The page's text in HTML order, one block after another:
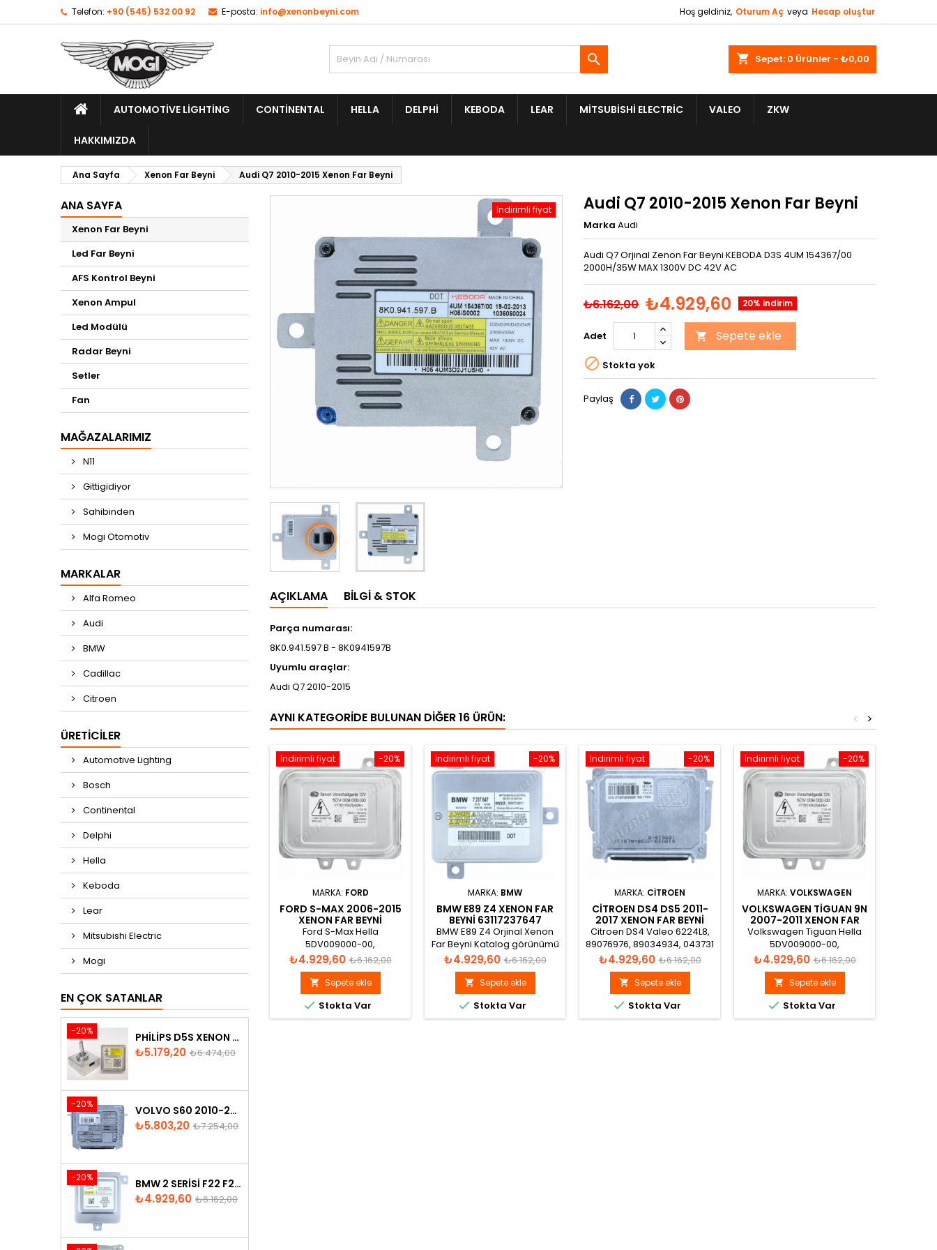
Telefon: +90 (545) 532 00 92 E-posta: info@xenonbeyni.com Hoş geldiniz, Oturum Aç veya Hesap oluştur
shopping_cart Sepet: 0 Ürünler - ₺0,00

AUTOMOTIVE LIGHTING CONTINENTAL HELLA DELPHI KEBODA LEAR MITSUBISHI ELECTRIC VALEO ZKW
HAKKIMIZDA
Ana Sayfa Xenon Far Beyni Audi Q7 2010-2015 Xenon Far Beyni
ANA SAYFA
Xenon Far Beyni
Led Far Beyni
AFS Kontrol Beyni
Xenon Ampul
Led Modülü
Radar Beyni
Setler
Fan
MAĞAZALARIMIZ
N11
Gittigidiyor
Sahibinden
Mogi Otomotiv
MARKALAR
Alfa Romeo
Audi
BMW
Cadillac
Citroen
ÜRETICILER
Automotive Lighting
Bosch
Continental
Delphi
Hella
Keboda
Lear
Mitsubishi Electric
Mogi
EN ÇOK SATANLAR
-20% PHILIPS D5S XENON AMPUL
Fiyat
₺5.179,20 Normal
₺6.474,00
-20% VOLVO S60 2010-2018 XENON FAR BEYNI 31297942
Fiyat
₺5.803,20 Normal
₺7.254,00
-20% BMW 2 SERISI F22 F23 2013-2016 XENON FAR BEYNI 7318327
Fiyat
₺4.929,60 Normal
₺6.162,00
İndirimli fiyat Audi Q7 2010-2015 Xenon Far Beyni
Marka Audi
Audi Q7 Orjinal Zenon Far Beyni KEBODA D3S 4UM 154367/00
2000H/35W MAX 1300V DC 42V AC
₺6.162,00 ₺4.929,60 20% indirim
Adet  Sepete ekle
 Stokta yok
Paylaş
AÇIKLAMA BILGI & STOK
Parça numarası:
8K0.941.597 B - 8K0941597B
​Uyumlu araçlar:
Audi Q7 2010-2015
AYNI KATEGORIDE BULUNAN DIĞER 16 ÜRÜN: >
<
-20%
İndirimli fiyat
MARKA: FORD
FORD S-MAX 2006-2015
XENON FAR BEYNI
6M2112K072AA
Ford S-Max Hella
5DV009000-00,
5DV00900000, 1376950;
6M21-12K072-AA Xenon Far
Beyni
Fiyat
₺4.929,60 Normal
fiyat
₺6.162,00
 Sepete ekle
 Stokta Var
-20%
İndirimli fiyat
MARKA: BMW
BMW E89 Z4 XENON FAR
BEYNI 63117237647
BMW E89 Z4 Orjinal Xenon
Far Beyni Katalog görünümü
Fiyat
₺4.929,60 Normal
fiyat
₺6.162,00
 Sepete ekle
 Stokta Var
-20%
İndirimli fiyat
MARKA: CITROEN
CITROEN DS4 DS5 2011-
2017 XENON FAR BEYNI
6224L8
Citroen DS4 Valeo 6224L8,
89076976, 89034934, 043731
Xenon Far Beyni
Fiyat
₺4.929,60 Normal
fiyat
₺6.162,00
 Sepete ekle
 Stokta Var
-20%
İndirimli fiyat
MARKA: VOLKSWAGEN
VOLKSWAGEN TIGUAN 9N
2007-2011 XENON FAR
BEYNI 5M0907391
Volkswagen Tiguan Hella
5DV009000-00,
5DV00900000, 5M0907391
Xenon Far Beyni
Fiyat
₺4.929,60 Normal
fiyat
₺6.162,00
 Sepete ekle
 Stokta Var